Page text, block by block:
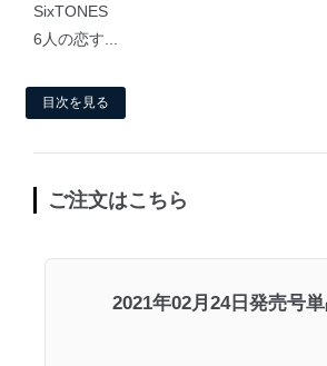
SixTONES
6人の恋す...
目次を見る
ご注文はこちら
2021年02月24日発売号